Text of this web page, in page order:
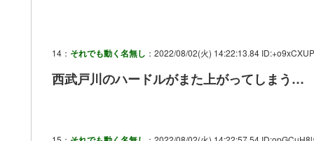
14： それでも動く名無し ：2022/08/02(火) 14:22:13.84
西武戸川のハードルがまた上がってしまう…